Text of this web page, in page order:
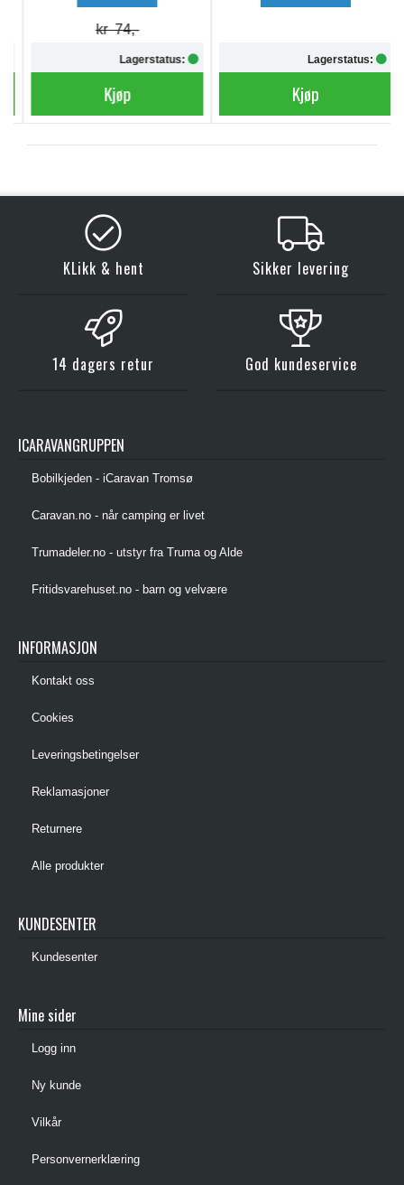
kr 74,-
Lagerstatus:
Kjøp
Lagerstatus:
Kjøp
KLikk & hent Sikker levering
14 dagers retur God kundeservice
ICARAVANGRUPPEN
Bobilkjeden - iCaravan Tromsø
Caravan.no - når camping er livet
Trumadeler.no - utstyr fra Truma og Alde
Fritidsvarehuset.no - barn og velvære
INFORMASJON
Kontakt oss
Cookies
Leveringsbetingelser
Reklamasjoner
Returnere
Alle produkter
KUNDESENTER
Kundesenter
Mine sider
Logg inn
Ny kunde
Vilkår
Personvernerklæring